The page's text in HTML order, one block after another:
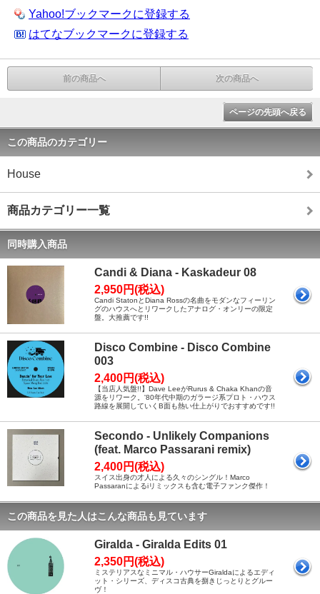
Yahoo!ブックマークに登録する
はてなブックマークに登録する
前の商品へ 次の商品へ
ページの先頭へ戻る
この商品のカテゴリー
House
商品カテゴリー一覧
同時購入商品
Candi & Diana - Kaskadeur 08
2,950円(税込)
Candi StatonとDiana Rossの名曲をモダンなフィーリン
グのハウスへとリワークしたアナログ・オンリーの限定
盤。大推薦です!!
Disco Combine - Disco Combine
003
2,400円(税込)
【当店人気盤!!】Dave LeeがRurus & Chaka Khanの音
源をリワーク。'80年代中期のガラージ系プロト・ハウス
路線を展開していくB面も熱い仕上がりでおすすめです!!
Secondo - Unlikely Companions
(feat. Marco Passarani remix)
2,400円(税込)
スイス出身の才人による久々のシングル！Marco
Passaranによるiリミックスも含む電子ファンク傑作！
この商品を見た人はこんな商品も見ています
Giralda - Giralda Edits 01
2,350円(税込)
ミステリアスなミニマル・ハウサーGiraldaによるエディ
ット・シリーズ、ディスコ古典を捌きじっとりとグルー
ヴ！